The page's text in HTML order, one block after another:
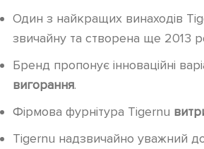
Один з найкращих винаходів
звичайну та створена ще 2013
Бренд пропонує інноваційні
вигорання.
Фірмова фурнітура Tigernu
Tigernu надзвичайно уважний